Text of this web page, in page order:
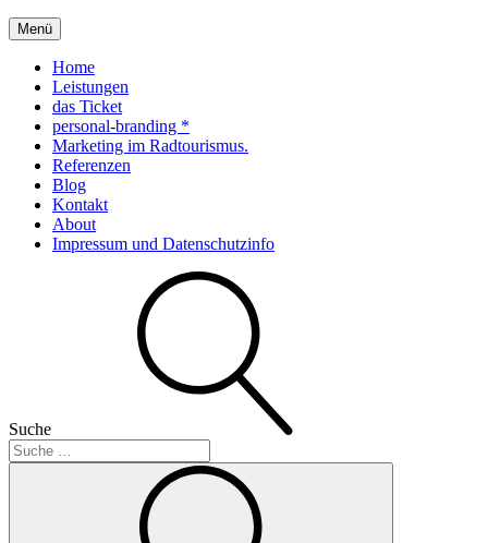
Menü
Home
Leistungen
das Ticket
personal-branding *
Marketing im Radtourismus.
Referenzen
Blog
Kontakt
About
Impressum und Datenschutzinfo
Suche